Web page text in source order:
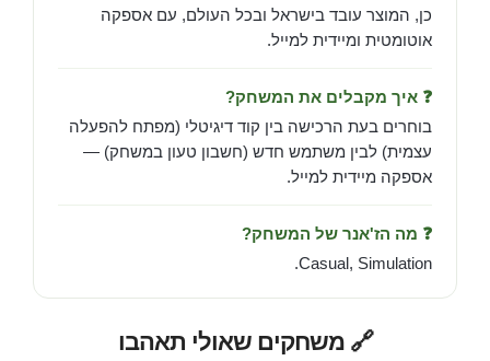
כן, המוצר עובד בישראל ובכל העולם, עם אספקה
אוטומטית ומיידית למייל.
❓ איך מקבלים את המשחק?
בוחרים בעת הרכישה בין קוד דיגיטלי (מפתח להפעלה
עצמית) לבין משתמש חדש (חשבון טעון במשחק) —
אספקה מיידית למייל.
❓ מה הז'אנר של המשחק?
Casual, Simulation.
🔗 משחקים שאולי תאהבו